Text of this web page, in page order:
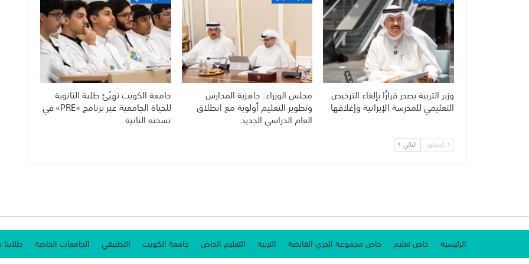
وزير التربية يصدر قرارًا بإلغاء الترخيص
التعليمي للمدرسة الإيرانية وإغلاقها
مجلس الوزراء: جاهزية المدارس
وتطوير التعليم أولوية مع انطلاق
العام الدراسي الجديد
جامعة الكويت تهيّئ طلبة الثانوية
للحياة الجامعية عبر برنامج «PRE» في
نسخته الثانية
السابق التالي
الرئيسية خاص تعليم خاص مجموعة الجري القابضة التربية التعليم الخاص جامعة الكويت التطبيقي الجامعات الخاصة طلابنا